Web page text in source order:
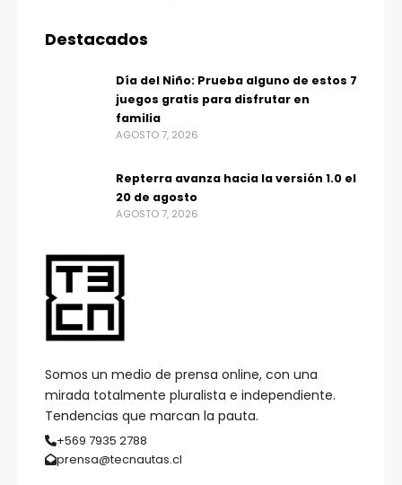
Somos un medio de prensa online, con una
mirada totalmente pluralista e independiente.
Tendencias que marcan la pauta.
+569 7935 2788
prensa@tecnautas.cl
Destacados
Día del Niño: Prueba alguno de estos 7
juegos gratis para disfrutar en
familia
AGOSTO 7, 2026
Repterra avanza hacia la versión 1.0 el
20 de agosto
AGOSTO 7, 2026